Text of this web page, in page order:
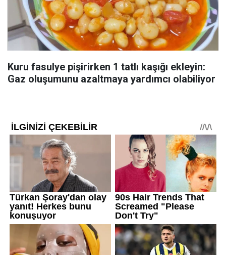
Kuru fasulye pişirirken 1 tatlı kaşığı ekleyin:
Gaz oluşumunu azaltmaya yardımcı olabiliyor